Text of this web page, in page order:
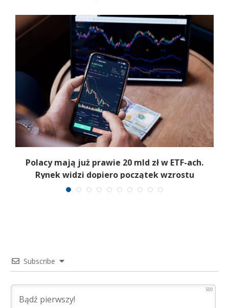
Polacy mają już prawie 20 mld zł w ETF-ach.
Rynek widzi dopiero początek wzrostu
Subscribe
500